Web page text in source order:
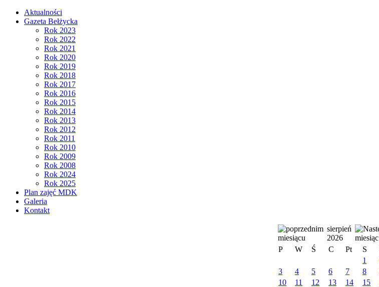
Aktualności
Gazeta Bełżycka
Rok 2023
Rok 2022
Rok 2021
Rok 2020
Rok 2019
Rok 2018
Rok 2017
Rok 2016
Rok 2015
Rok 2014
Rok 2013
Rok 2012
Rok 2011
Rok 2010
Rok 2009
Rok 2008
Rok 2024
Rok 2025
Plan zajęć MDK
Galeria
Kontakt
sierpień
2026
P
W Ś C Pt S
1
3
4 5 6 7 8
10
11 12 13 14 15